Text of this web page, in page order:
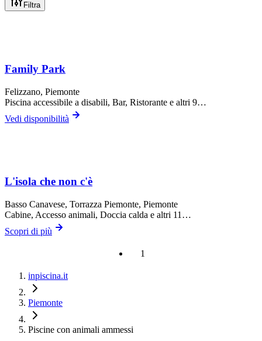
Filtra
Family Park
Felizzano, Piemonte
Piscina accessibile a disabili, Bar, Ristorante e altri 9…
Vedi disponibilità
L'isola che non c'è
Basso Canavese, Torrazza Piemonte, Piemonte
Cabine, Accesso animali, Doccia calda e altri 11…
Scopri di più
1
inpiscina.it
Piemonte
Piscine con animali ammessi